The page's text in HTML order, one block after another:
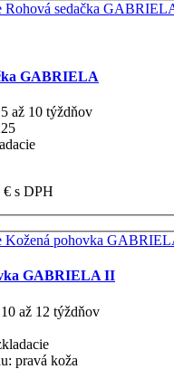
GABRIELA
až 10 týždňov
€ s DPH
GABRIELA II
až 12 týždňov
pravá koža